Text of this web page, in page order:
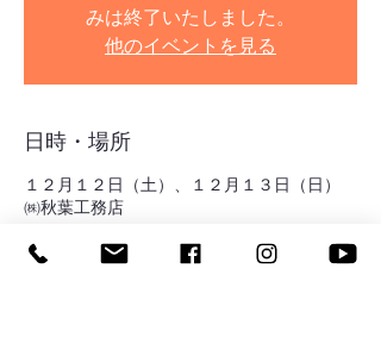
みは終了いたしました。
他のイベントを見る
日時・場所
１２月１２日（土）、１２月１３日（日）
㈱秋葉工務店